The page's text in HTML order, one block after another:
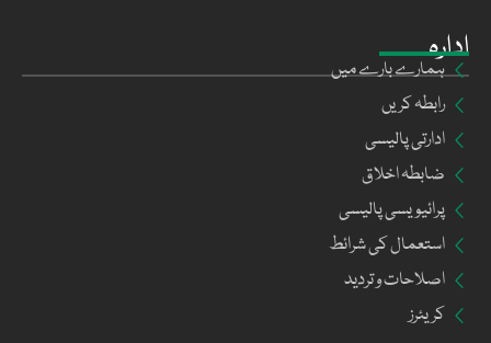
ادارہ
ہمارے بارے میں
رابطہ کریں
ادارتی پالیسی
ضابطہ اخلاق
پرائیویسی پالیسی
استعمال کی شرائط
اصلاحات و تردید
کریئرز